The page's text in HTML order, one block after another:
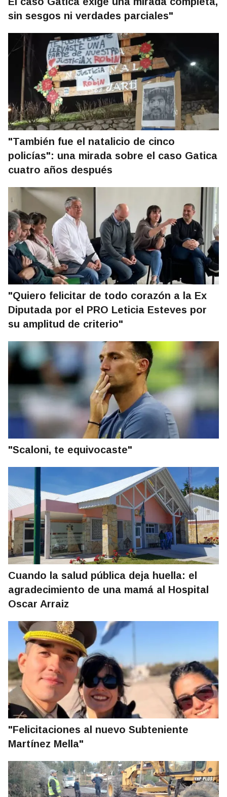
sin sesgos ni verdades parciales"
"También fue el natalicio de cinco
policías": una mirada sobre el caso Gatica
cuatro años después
"Quiero felicitar de todo corazón a la Ex
Diputada por el PRO Leticia Esteves por
su amplitud de criterio"
"Scaloni, te equivocaste"
Cuando la salud pública deja huella: el
agradecimiento de una mamá al Hospital
Oscar Arraiz
"Felicitaciones al nuevo Subteniente
Martínez Mella"